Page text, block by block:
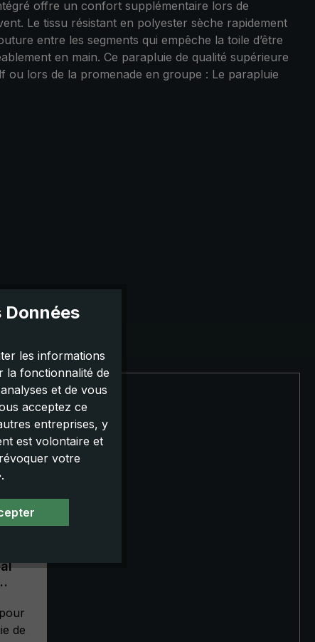
offre un confort supplémentaire lors de
Le tissu résistant en polyester sèche rapidement
entre les segments qui empêche la toile d’être
en main. Ce parapluie de qualité supérieure
lors de la promenade en groupe : Le parapluie
de
les informations
la fonctionnalité de
et de vous
acceptez ce
entreprises, y
est volontaire et
votre